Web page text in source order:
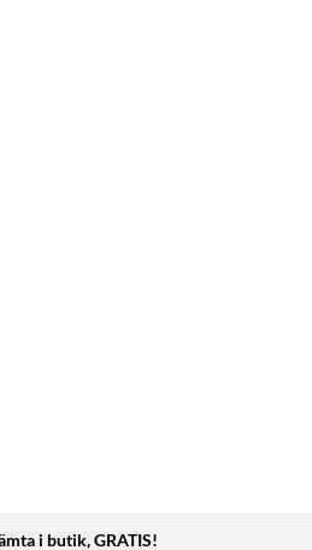
i butik, GRATIS!